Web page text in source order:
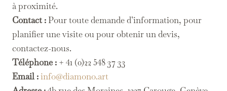
à proximité.
Contact :Pour toute demande d’information, pour
planifier une visite ou pour obtenir un devis,
contactez-nous.
Téléphone : + 41 (0)22 548 37 33
Email :info@diamono.art